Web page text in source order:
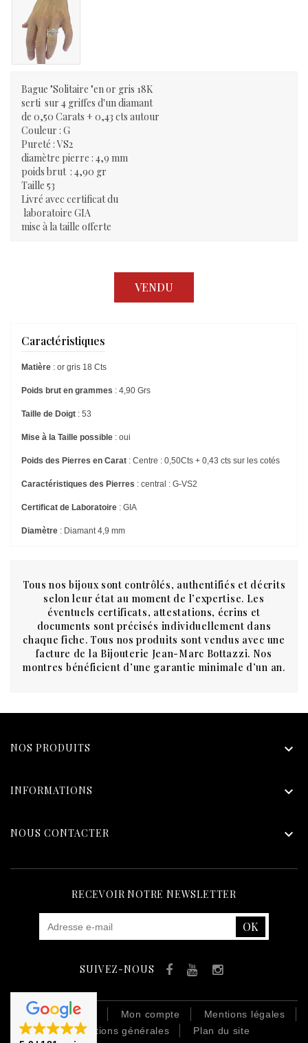
Bague "Solitaire "en or gris 18K
serti sur 4 griffes d'un diamant
de 0,50 Carats + 0,43 cts autour
Couleur : G
Pureté : VS2
diamètre pierre : 4,9 mm
poids brut : 4,90 gr
Taille 53
Livré avec certificat du
laboratoire GIA
mise à la taille offerte
VENDU
Caractéristiques
Matière : or gris 18 Cts
Poids brut en grammes : 4,90 Grs
Taille de Doigt : 53
Mise à la Taille possible : oui
Poids des Pierres en Carat : Centre : 0,50Cts + 0,43 cts sur les cotés
Caractéristiques des Pierres : central : G-VS2
Certificat de Laboratoire : GIA
Diamètre : Diamant 4,9 mm
Tous nos bijoux sont contrôlés, authentifiés et décrits
selon leur état au moment de l’expertise. Les
éventuels certificats, attestations, écrins et
documents sont précisés individuellement dans
chaque fiche. Tous nos produits sont vendus avec une
facture de la Bijouterie Jean-Marc Bottazzi. Nos
montres bénéficient d’une garantie minimale d’un an.
NOS PRODUITS 
INFORMATIONS 
NOUS CONTACTER 
RECEVOIR NOTRE NEWSLETTER
SUIVEZ-NOUS Facebook
YouTubeInstagram
Contactez-nous Mon compte
Mentions légales
Conditions générales
Plan du site